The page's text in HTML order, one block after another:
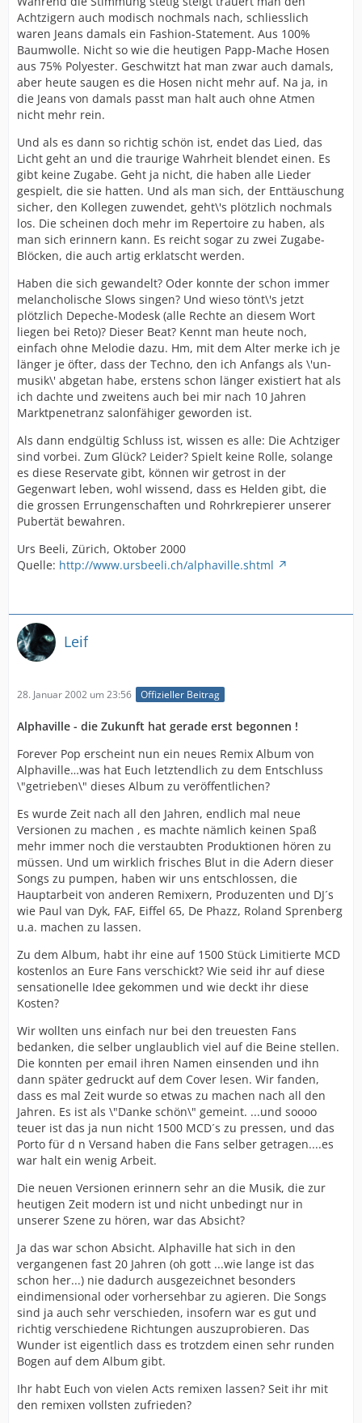
Achtzigern auch modisch nochmals nach, schliesslich
waren Jeans damals ein Fashion-Statement. Aus 100%
Baumwolle. Nicht so wie die heutigen Papp-Mache Hosen
aus 75% Polyester. Geschwitzt hat man zwar auch damals,
aber heute saugen es die Hosen nicht mehr auf. Na ja, in
die Jeans von damals passt man halt auch ohne Atmen
nicht mehr rein.
Und als es dann so richtig schön ist, endet das Lied, das
Licht geht an und die traurige Wahrheit blendet einen. Es
gibt keine Zugabe. Geht ja nicht, die haben alle Lieder
gespielt, die sie hatten. Und als man sich, der Enttäuschung
sicher, den Kollegen zuwendet, geht\'s plötzlich nochmals
los. Die scheinen doch mehr im Repertoire zu haben, als
man sich erinnern kann. Es reicht sogar zu zwei Zugabe-
Blöcken, die auch artig erklatscht werden.
Haben die sich gewandelt? Oder konnte der schon immer
melancholische Slows singen? Und wieso tönt\'s jetzt
plötzlich Depeche-Modesk (alle Rechte an diesem Wort
liegen bei Reto)? Dieser Beat? Kennt man heute noch,
einfach ohne Melodie dazu. Hm, mit dem Alter merke ich je
länger je öfter, dass der Techno, den ich Anfangs als \'un-
musik\' abgetan habe, erstens schon länger existiert hat als
ich dachte und zweitens auch bei mir nach 10 Jahren
Marktpenetranz salonfähiger geworden ist.
Als dann endgültig Schluss ist, wissen es alle: Die Achtziger
sind vorbei. Zum Glück? Leider? Spielt keine Rolle, solange
es diese Reservate gibt, können wir getrost in der
Gegenwart leben, wohl wissend, dass es Helden gibt, die
die grossen Errungenschaften und Rohrkrepierer unserer
Pubertät bewahren.
Urs Beeli, Zürich, Oktober 2000
Quelle: http://www.ursbeeli.ch/alphaville.shtml
Leif
28. Januar 2002 um 23:56 Offizieller Beitrag
Alphaville - die Zukunft hat gerade erst begonnen !
Forever Pop erscheint nun ein neues Remix Album von
Alphaville…was hat Euch letztendlich zu dem Entschluss
\"getrieben\" dieses Album zu veröffentlichen?
Es wurde Zeit nach all den Jahren, endlich mal neue
Versionen zu machen , es machte nämlich keinen Spaß
mehr immer noch die verstaubten Produktionen hören zu
müssen. Und um wirklich frisches Blut in die Adern dieser
Songs zu pumpen, haben wir uns entschlossen, die
Hauptarbeit von anderen Remixern, Produzenten und DJ´s
wie Paul van Dyk, FAF, Eiffel 65, De Phazz, Roland Sprenberg
u.a. machen zu lassen.
Zu dem Album, habt ihr eine auf 1500 Stück Limitierte MCD
kostenlos an Eure Fans verschickt? Wie seid ihr auf diese
sensationelle Idee gekommen und wie deckt ihr diese
Kosten?
Wir wollten uns einfach nur bei den treuesten Fans
bedanken, die selber unglaublich viel auf die Beine stellen.
Die konnten per email ihren Namen einsenden und ihn
dann später gedruckt auf dem Cover lesen. Wir fanden,
dass es mal Zeit wurde so etwas zu machen nach all den
Jahren. Es ist als \"Danke schön\" gemeint. ...und soooo
teuer ist das ja nun nicht 1500 MCD´s zu pressen, und das
Porto für d n Versand haben die Fans selber getragen....es
war halt ein wenig Arbeit.
Die neuen Versionen erinnern sehr an die Musik, die zur
heutigen Zeit modern ist und nicht unbedingt nur in
unserer Szene zu hören, war das Absicht?
Ja das war schon Absicht. Alphaville hat sich in den
vergangenen fast 20 Jahren (oh gott ...wie lange ist das
schon her...) nie dadurch ausgezeichnet besonders
eindimensional oder vorhersehbar zu agieren. Die Songs
sind ja auch sehr verschieden, insofern war es gut und
richtig verschiedene Richtungen auszuprobieren. Das
Wunder ist eigentlich dass es trotzdem einen sehr runden
Bogen auf dem Album gibt.
Ihr habt Euch von vielen Acts remixen lassen? Seit ihr mit
den remixen vollsten zufrieden?